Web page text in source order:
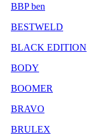
BBP ben
BESTWELD
BLACK EDITION
BODY
BOOMER
BRAVO
BRULEX